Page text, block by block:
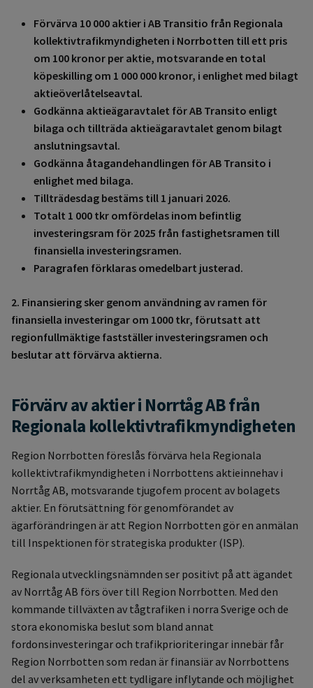
Förvärva 10 000 aktier i AB Transitio från Regionala
kollektivtrafikmyndigheten i Norrbotten till ett pris
om 100 kronor per aktie, motsvarande en total
köpeskilling om 1 000 000 kronor, i enlighet med bilagt
aktieöverlåtelseavtal.
Godkänna aktieägaravtalet för AB Transito enligt
bilaga och tillträda aktieägaravtalet genom bilagt
anslutningsavtal.
Godkänna åtagandehandlingen för AB Transito i
enlighet med bilaga.
Tillträdesdag bestäms till 1 januari 2026.
Totalt 1 000 tkr omfördelas inom befintlig
investeringsram för 2025 från fastighetsramen till
finansiella investeringsramen.
Paragrafen förklaras omedelbart justerad.
2. Finansiering sker genom användning av ramen för
finansiella investeringar om 1000 tkr, förutsatt att
regionfullmäktige fastställer investeringsramen och
beslutar att förvärva aktierna.
Förvärv av aktier i Norrtåg AB från
Regionala kollektivtrafikmyndigheten
Region Norrbotten föreslås förvärva hela Regionala
kollektivtrafikmyndigheten i Norrbottens aktieinnehav i
Norrtåg AB, motsvarande tjugofem procent av bolagets
aktier. En förutsättning för genomförandet av
ägarförändringen är att Region Norrbotten gör en anmälan
till Inspektionen för strategiska produkter (ISP).
Regionala utvecklingsnämnden ser positivt på att ägandet
av Norrtåg AB förs över till Region Norrbotten. Med den
kommande tillväxten av tågtrafiken i norra Sverige och de
stora ekonomiska beslut som bland annat
fordonsinvesteringar och trafikprioriteringar innebär får
Region Norrbotten som redan är finansiär av Norrbottens
del av verksamheten ett tydligare inflytande och möjlighet